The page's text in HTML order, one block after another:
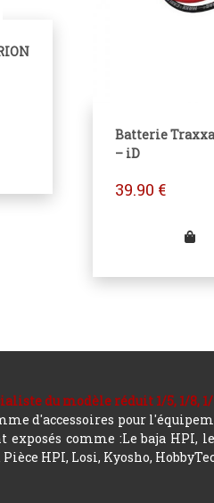
Batterie
– iD
39.90 €
du modèle réduit 1/5, 1/8,
d'accessoires pour
exposés comme :Le baja HPI,
HPI, Losi, Kyosho,